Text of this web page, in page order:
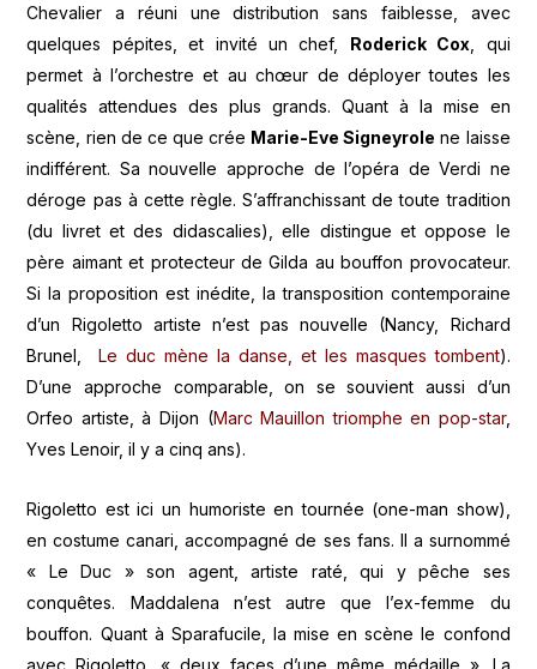
Chevalier a réuni une distribution sans faiblesse, avec
quelques pépites, et invité un chef, Roderick Cox , qui
permet à l’orchestre et au chœur de déployer toutes les
qualités attendues des plus grands. Quant à la mise en
scène, rien de ce que crée Marie-Eve Signeyrole ne laisse
indifférent. Sa nouvelle approche de l’opéra de Verdi ne
déroge pas à cette règle. S’affranchissant de toute tradition
(du livret et des didascalies), elle distingue et oppose le
père aimant et protecteur de Gilda au bouffon provocateur.
Si la proposition est inédite, la transposition contemporaine
d’un Rigoletto artiste n’est pas nouvelle (Nancy, Richard
Brunel,Le duc mène la danse, et les masques tombent).
D’une approche comparable, on se souvient aussi d’un
Orfeo artiste, à Dijon (Marc Mauillon triomphe en pop-star,
Yves Lenoir, il y a cinq ans).
Rigoletto est ici un humoriste en tournée (one-man show),
en costume canari, accompagné de ses fans. Il a surnommé
« Le Duc » son agent, artiste raté, qui y pêche ses
conquêtes. Maddalena n’est autre que l’ex-femme du
bouffon. Quant à Sparafucile, la mise en scène le confond